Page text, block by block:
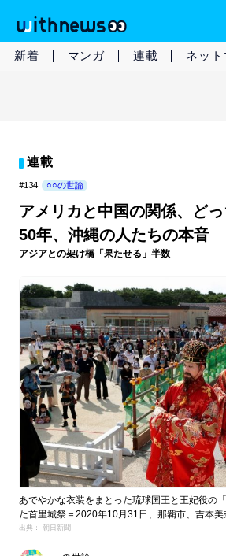
新着 マンガ 連載 ネット
連載
#134 ○○の世論
アメリカと中国の関係、ど
50年、沖縄の人たちの本音
アジアとの架け橋「果たせる」半数
あでやかな衣装をまとった琉球国王と王妃役の
た首里城祭＝2020年10月31日、那覇市、吉本美
出典： 朝日新聞